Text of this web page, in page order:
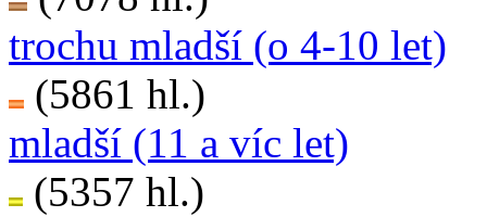
trochu mladší (o 4-10 let)
(5861 hl.)
mladší (11 a víc let)
(5357 hl.)